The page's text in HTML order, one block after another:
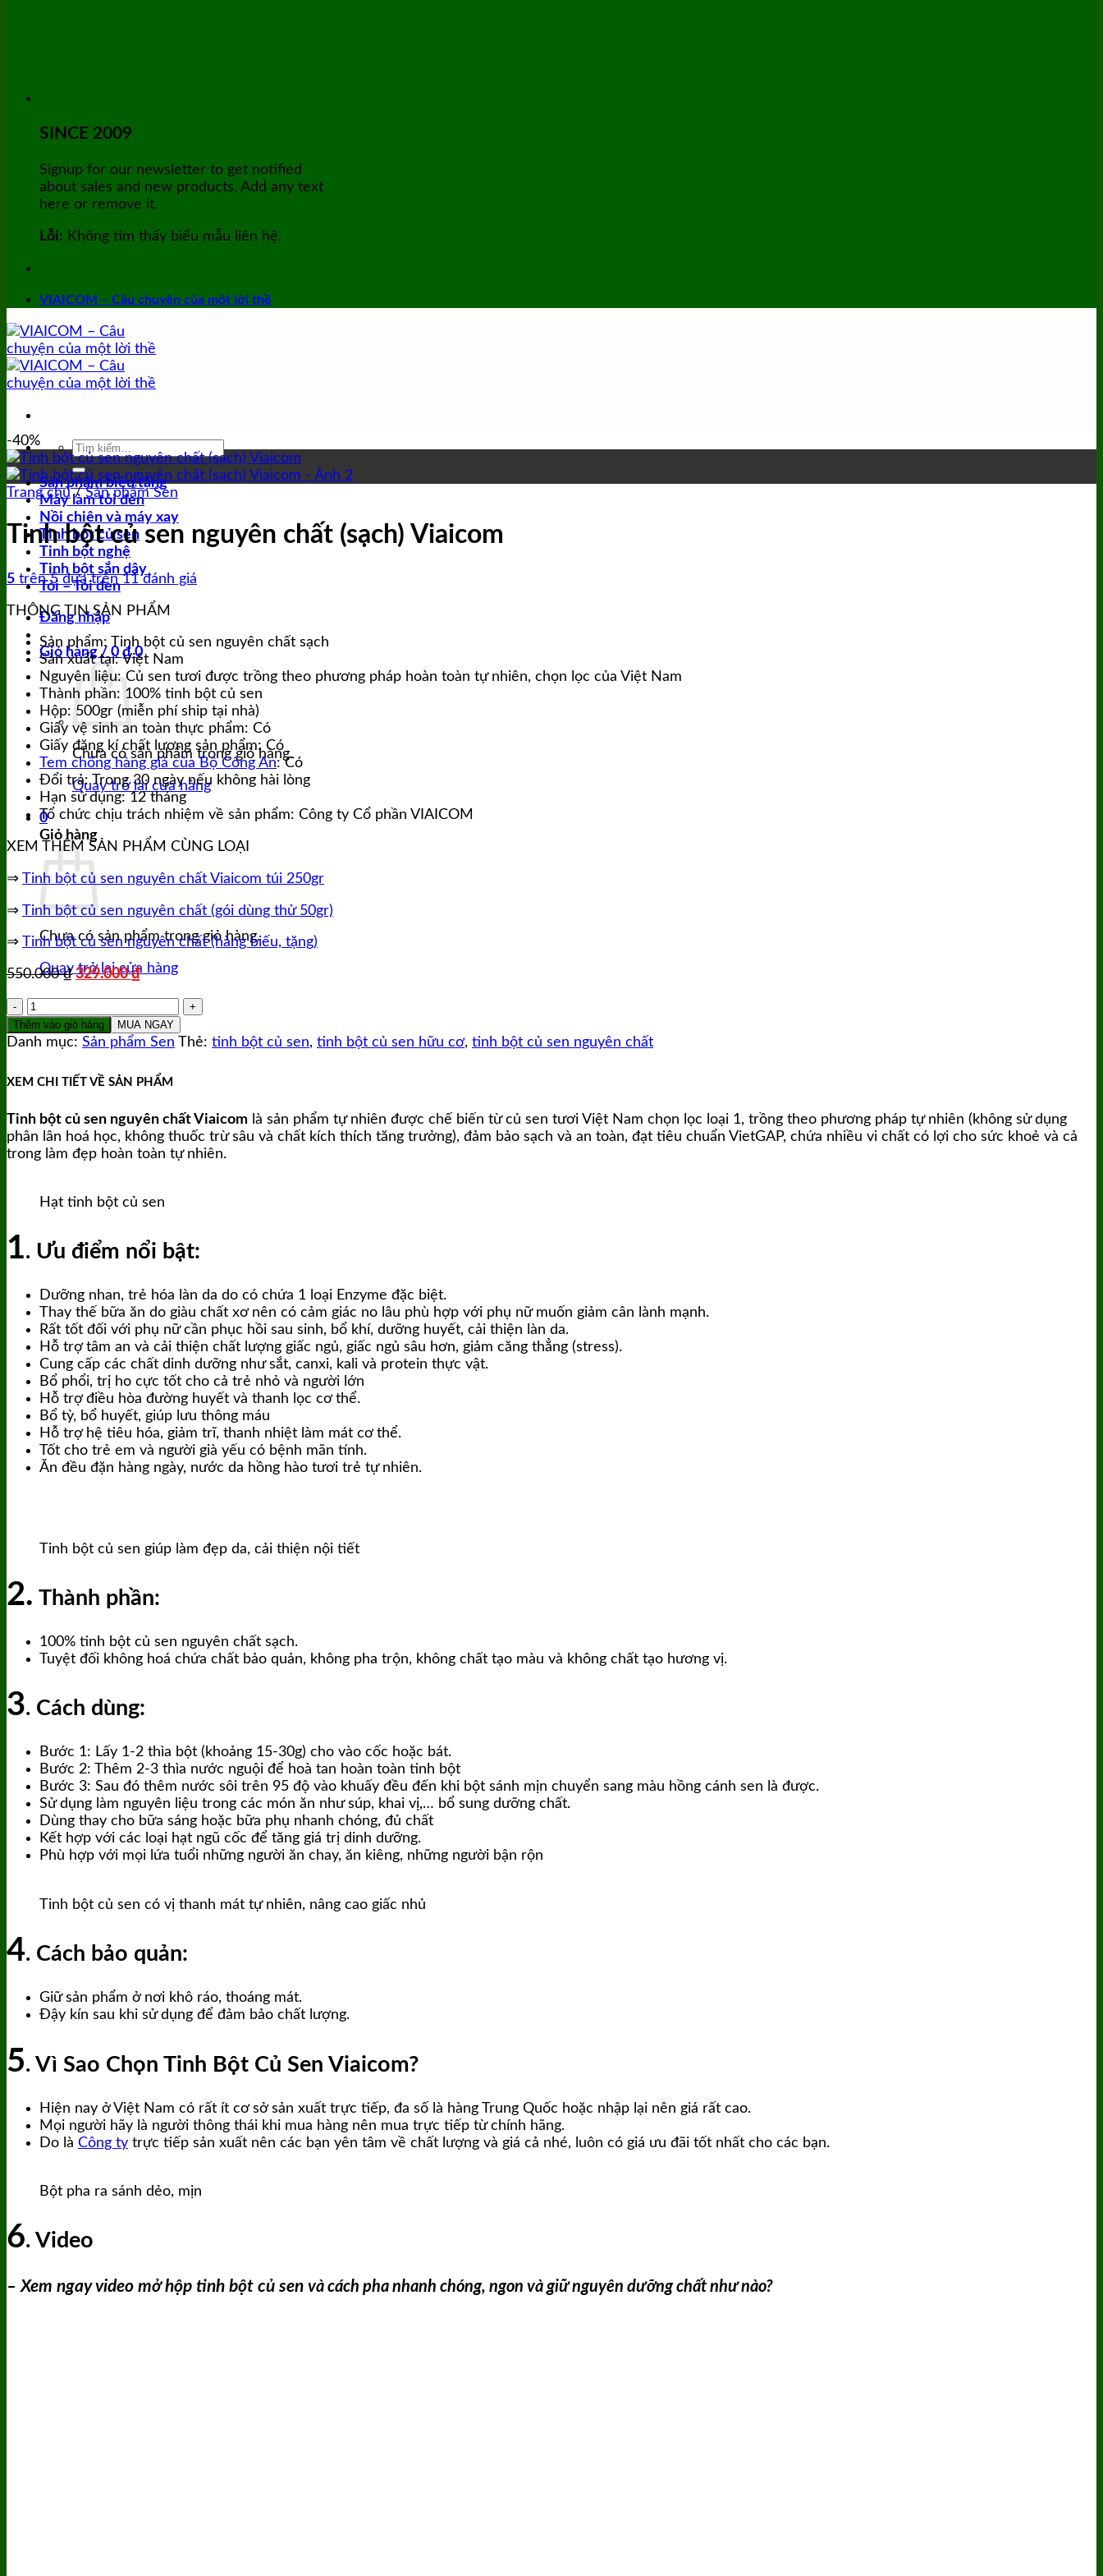
SINCE 2009
Signup for our newsletter to get notified
about sales and new products. Add any text
here or remove it.
Lỗi: Không tìm thấy biểu mẫu liên hệ.
VIAICOM – Câu chuyện của một lời thề
Tìm
kiếm:
Sản phẩm biếu tặng
Máy làm tỏi đen
Nồi chiên và máy xay
Tinh bột củ sen
Tinh bột nghệ
Tinh bột sắn dây
Tỏi – Tỏi đen
Đăng nhập
Giỏ hàng / 0 ₫ 0
Chưa có sản phẩm trong giỏ hàng.
Quay trở lại cửa hàng
0
Giỏ hàng
Chưa có sản phẩm trong giỏ hàng.
Quay trở lại cửa hàng
-40%
Trang chủ / Sản phẩm Sen
Tinh bột củ sen nguyên chất (sạch) Viaicom
5 trên 5 dựa trên11đánh giá
THÔNG TIN SẢN PHẨM
Sản phẩm: Tinh bột củ sen nguyên chất sạch
Sản xuất tại: Việt Nam
Nguyên liệu: Củ sen tươi được trồng theo phương pháp hoàn toàn tự nhiên, chọn lọc của Việt Nam
Thành phần: 100% tinh bột củ sen
Hộp: 500gr (miễn phí ship tại nhà)
Giấy vệ sinh an toàn thực phẩm: Có
Giấy đăng kí chất lượng sản phẩm: Có
Tem chống hàng giả của Bộ Công An: Có
Đổi trả: Trong 30 ngày nếu không hài lòng
Hạn sử dụng: 12 tháng
Tổ chức chịu trách nhiệm về sản phẩm: Công ty Cổ phần VIAICOM
XEM THÊM SẢN PHẨM CÙNG LOẠI
⇒ Tinh bột củ sen nguyên chất Viaicom túi 250gr
⇒ Tinh bột củ sen nguyên chất (gói dùng thử 50gr)
⇒ Tinh bột củ sen nguyên chất (hàng biếu, tặng)
550.000₫Giá
550.000 ₫.
329.000₫Giá
là:
329.000 ₫.
Tinh
bột
củ
nguyên
Viaicom
số
lượng
Thêm vào giỏ hàng MUA NGAY
Danh mục: Sản phẩm Sen Thẻ: tinh bột củ sen, tinh bột củ sen hữu cơ, tinh bột củ sen nguyên chất
XEM CHI TIẾT VỀ SẢN PHẨM
Tinh bột củ sen nguyên chất Viaicom là sản phẩm tự nhiên được chế biến từ củ sen tươi Việt Nam chọn lọc loại 1, trồng theo phương pháp tự nhiên (không sử dụng
phân lân hoá học, không thuốc trừ sâu và chất kích thích tăng trưởng), đảm bảo sạch và an toàn, đạt tiêu chuẩn VietGAP, chứa nhiều vi chất có lợi cho sức khoẻ và cả
trong làm đẹp hoàn toàn tự nhiên.
Hạt tinh bột củ sen
1. Ưu điểm nổi bật:
Dưỡng nhan, trẻ hóa làn da do có chứa 1 loại Enzyme đặc biệt.
Thay thế bữa ăn do giàu chất xơ nên có cảm giác no lâu phù hợp với phụ nữ muốn giảm cân lành mạnh.
Rất tốt đối với phụ nữ cần phục hồi sau sinh, bổ khí, dưỡng huyết, cải thiện làn da.
Hỗ trợ tâm an và cải thiện chất lượng giấc ngủ, giấc ngủ sâu hơn, giảm căng thẳng (stress).
Cung cấp các chất dinh dưỡng như sắt, canxi, kali và protein thực vật.
Bổ phổi, trị ho cực tốt cho cả trẻ nhỏ và người lớn
Hỗ trợ điều hòa đường huyết và thanh lọc cơ thể.
Bổ tỳ, bổ huyết, giúp lưu thông máu
Hỗ trợ hệ tiêu hóa, giảm trĩ, thanh nhiệt làm mát cơ thể.
Tốt cho trẻ em và người già yếu có bệnh mãn tính.
Ăn đều đặn hàng ngày, nước da hồng hào tươi trẻ tự nhiên.
Tinh bột củ sen giúp làm đẹp da, cải thiện nội tiết
2. Thành phần:
100% tinh bột củ sen nguyên chất sạch.
Tuyệt đối không hoá chứa chất bảo quản, không pha trộn, không chất tạo màu và không chất tạo hương vị.
3. Cách dùng:
Bước 1: Lấy 1-2 thìa bột (khoảng 15-30g) cho vào cốc hoặc bát.
Bước 2: Thêm 2-3 thìa nước nguội để hoà tan hoàn toàn tinh bột
Bước 3: Sau đó thêm nước sôi trên 95 độ vào khuấy đều đến khi bột sánh mịn chuyển sang màu hồng cánh sen là được.
Sử dụng làm nguyên liệu trong các món ăn như súp, khai vị,… bổ sung dưỡng chất.
Dùng thay cho bữa sáng hoặc bữa phụ nhanh chóng, đủ chất
Kết hợp với các loại hạt ngũ cốc để tăng giá trị dinh dưỡng.
Phù hợp với mọi lứa tuổi những người ăn chay, ăn kiêng, những người bận rộn
Tinh bột củ sen có vị thanh mát tự nhiên, nâng cao giấc nhủ
4. Cách bảo quản:
Giữ sản phẩm ở nơi khô ráo, thoáng mát.
Đậy kín sau khi sử dụng để đảm bảo chất lượng.
5. Vì Sao Chọn Tinh Bột Củ Sen Viaicom?
Hiện nay ở Việt Nam có rất ít cơ sở sản xuất trực tiếp, đa số là hàng Trung Quốc hoặc nhập lại nên giá rất cao.
Mọi người hãy là người thông thái khi mua hàng nên mua trực tiếp từ chính hãng.
Do là Công ty trực tiếp sản xuất nên các bạn yên tâm về chất lượng và giá cả nhé, luôn có giá ưu đãi tốt nhất cho các bạn.
Bột pha ra sánh dẻo, mịn
6. Video
– Xem ngay video mở hộp tinh bột củ sen và cách pha nhanh chóng, ngon và giữ nguyên dưỡng chất như nào?